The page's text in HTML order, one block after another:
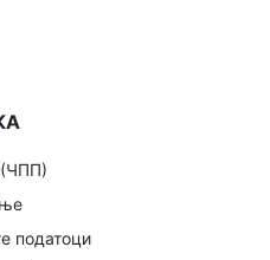
(ЧПП)
податоци